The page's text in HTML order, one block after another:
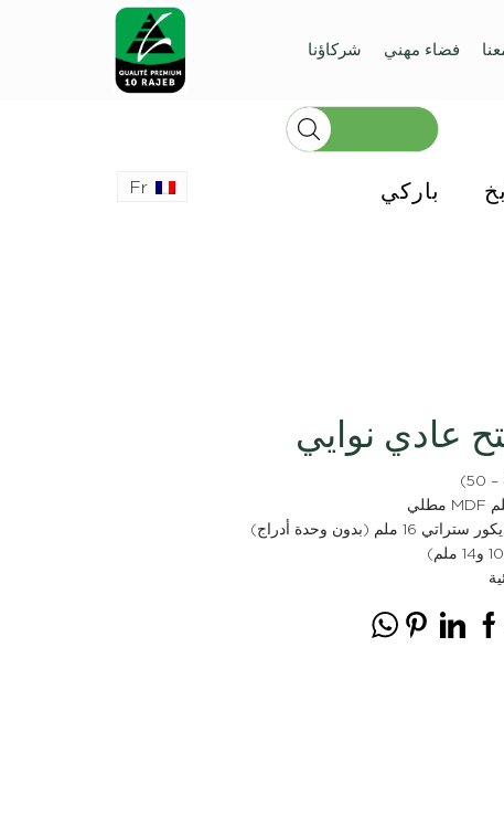
فضاء مهني شركاؤنا
باركي Fr
عادي نوايي
ملم (بدون وحدة أدراج)